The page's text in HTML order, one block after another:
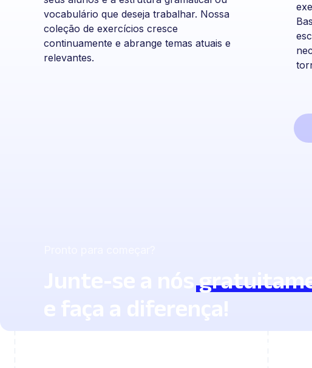
vocabulário que deseja trabalhar. Nossa
coleção de exercícios cresce
continuamente e abrange temas atuais e
relevantes.
Junte-se a nós
Descubra quanto tempo você pode economizar
e como pode envolver seus alunos facilmente.